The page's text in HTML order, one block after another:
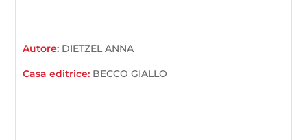
Autore: DIETZEL ANNA
Casa editrice: BECCO GIALLO